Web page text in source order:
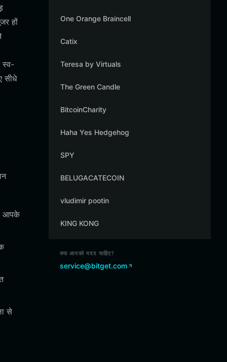
हों
स्व-
सीधे
आपके
से
One Orange Braincell
Catix
Teresa by Virtuals
The Green Candle
BitcoinCharity
Haha Yes Hedgehog
SPY
BELUGACATECOIN
vludimir pootin
KING KONG
क्या आपको मदद चाहिए?
service@bitget.com